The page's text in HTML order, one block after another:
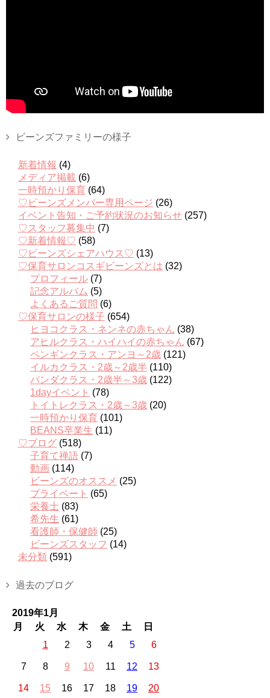
ビーンズファミリーの様子
新着情報 (4)
メディア掲載 (6)
一時預かり保育 (64)
♡ビーンズメンバー専用ページ (26)
イベント告知・ご予約状況のお知らせ (257)
♡スタッフ募集中 (7)
♡新着情報♡ (58)
♡ビーンズシェアハウス♡ (13)
♡保育サロンコスギビーンズとは (32)
プロフィール (7)
記念アルバム (5)
よくあるご質問 (6)
♡保育サロンの様子 (654)
ヒヨコクラス・ネンネの赤ちゃん (38)
アヒルクラス・ハイハイの赤ちゃん (67)
ペンギンクラス・アンヨ～2歳 (121)
イルカクラス・2歳～2歳半 (110)
パンダクラス・2歳半～3歳 (122)
1dayイベント (78)
トイトレクラス・2歳～3歳 (20)
一時預かり保育 (101)
BEANS卒業生 (11)
♡ブログ (518)
子育て禅語 (7)
動画 (114)
ビーンズのオススメ (25)
プライベート (65)
栄養士 (83)
希先生 (61)
看護師・保健師 (25)
ビーンズスタッフ (14)
未分類 (591)
過去のブログ
2019年1月
月
火 水 木 金 土
日
1
2 3 4 5 6
7 8 9 10 11 12 13
14 15 16 17 18 19 20